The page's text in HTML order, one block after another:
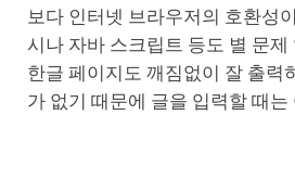
보다 인터넷 브라우저의 호환성
시나 자바 스크립트 등도 별 문제
한글 페이지도 깨짐없이 잘 출력
가 없기 때문에 글을 입력할 때